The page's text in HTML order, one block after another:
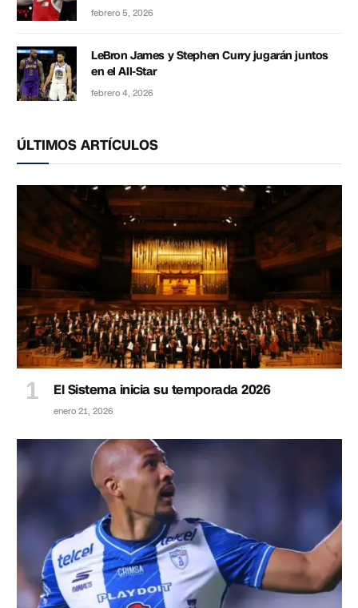
febrero 5, 2026
LeBron James y Stephen Curry jugarán juntos
en el All-Star
febrero 4, 2026
ÚLTIMOS ARTÍCULOS
El Sistema inicia su temporada 2026
enero 21, 2026